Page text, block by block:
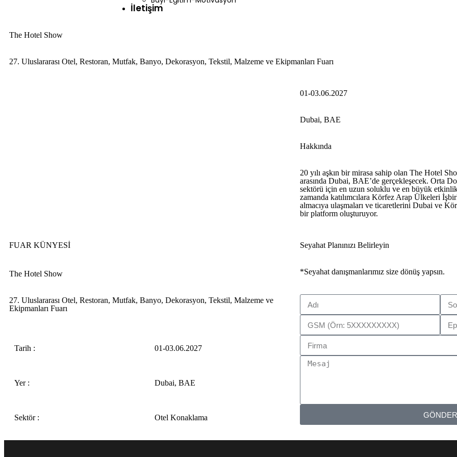
İletişim
The Hotel Show
27. Uluslararası Otel, Restoran, Mutfak, Banyo, Dekorasyon, Tekstil, Malzeme ve Ekipmanları Fuarı
01-03.06.2027
Dubai, BAE
Hakkında
20 yılı aşkın bir mirasa sahip olan The Hotel
arasında Dubai, BAE’de gerçekleşecek. Orta
sektörü için en uzun soluklu ve en büyük
zamanda katılımcılara Körfez Arap Ülkeleri
almacıya ulaşmaları ve ticaretlerini Dubai ve
bir platform oluşturuyor.
FUAR KÜNYESİ
The Hotel Show
27. Uluslararası Otel, Restoran, Mutfak, Banyo, Dekorasyon, Tekstil, Malzeme ve
Ekipmanları Fuarı
Tarih : 01-03.06.2027
Yer : Dubai, BAE
Sektör : Otel Konaklama
Seyahat Planınızı Belirleyin
*Seyahat danışmanlarımız size dönüş yapsın.
GÖNDER